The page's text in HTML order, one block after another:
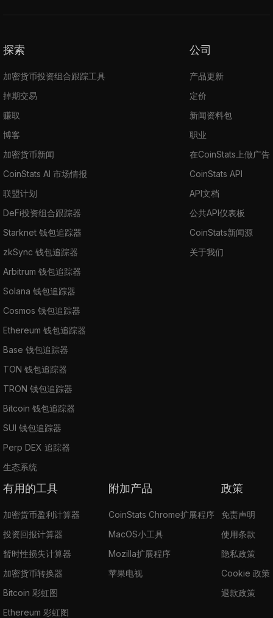
探索
加密货币投资组合跟踪工具
掉期交易
赚取
博客
加密货币新闻
CoinStats AI 市场情报
联盟计划
DeFi投资组合跟踪器
Starknet 钱包追踪器
zkSync 钱包追踪器
Arbitrum 钱包追踪器
Solana 钱包追踪器
Cosmos 钱包追踪器
Ethereum 钱包追踪器
Base 钱包追踪器
TON 钱包追踪器
TRON 钱包追踪器
Bitcoin 钱包追踪器
SUI 钱包追踪器
Perp DEX 追踪器
生态系统
公司
产品更新
定价
新闻资料包
职业
在CoinStats上做广告
CoinStats API
API文档
公共API仪表板
CoinStats新闻源
关于我们
有用的工具
加密货币盈利计算器
投资回报计算器
暂时性损失计算器
加密货币转换器
Bitcoin 彩虹图
Ethereum 彩虹图
附加产品
CoinStats Chrome扩展程序
MacOS小工具
Mozilla扩展程序
苹果电视
政策
免责声明
使用条款
隐私政策
Cookie 政策
退款政策